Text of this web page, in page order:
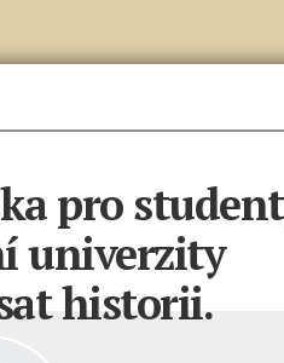
pro
univerzity
historii.